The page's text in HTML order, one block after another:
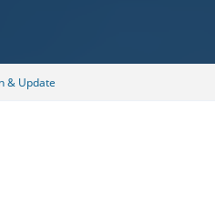
& Update